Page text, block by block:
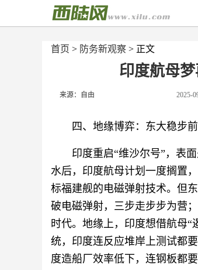
首页 > 防务新观察 > 正文
印度航母
来源：自由 2025-
四、地缘博弈：东大稳步
印度重启“维沙尔号”，表
水后，印度航母计划一度搁置
标福建舰的电磁弹射技术。但
破电磁弹射，三步走步步为营
时代。地缘上，印度想借航母
统，印度连反应堆岸上测试都
度造船厂效率低下，连钢板都